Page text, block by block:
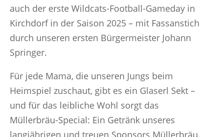
auch der erste Wildcats-Football-Gameday in
Kirchdorf in der Saison 2025 – mit Fassanstich
durch unseren ersten Bürgermeister Johann
Springer.
Für jede Mama, die unseren Jungs beim
Heimspiel zuschaut, gibt es ein Glaserl Sekt –
und für das leibliche Wohl sorgt das
Müllerbräu-Special: Ein Getränk unseres
langjährigen und treuen Sponsors Müllerbräu